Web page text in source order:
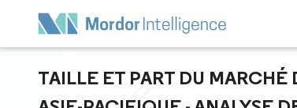
TAILLE ET PART DU